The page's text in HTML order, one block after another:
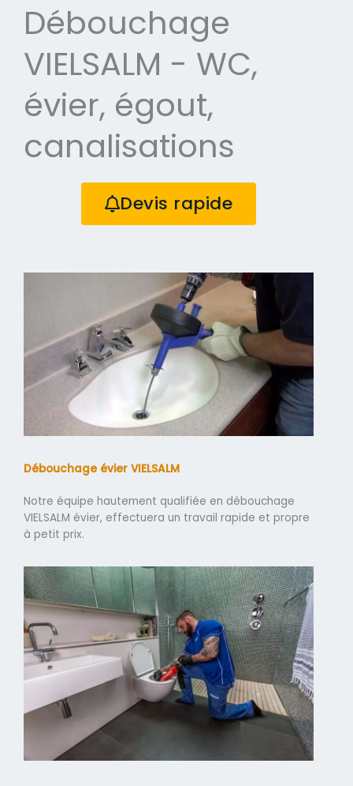
Débouchage
VIELSALM - WC,
évier, égout,
canalisations
Devis rapide
Débouchage évier VIELSALM
Notre équipe hautement qualifiée en débouchage
VIELSALM évier, effectuera un travail rapide et propre
à petit prix.